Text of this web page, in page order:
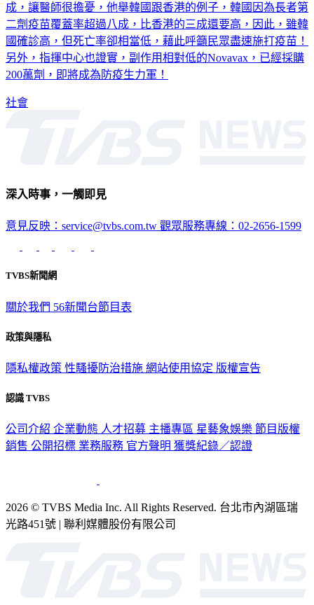
成，讓醫師很擔憂，他舉韓國跟香港的例子，韓國因為長者第
二劑疫苗覆蓋率超過八成，比香港的三成還要高，因此，雖韓
國確診高，但死亡率卻相當低，藉此呼籲民眾盡速施打疫苗！
另外，指揮中心也證實，副作用相對低的Novavax，已經採購
200萬劑，即將成為防疫生力軍！
社會
深入時事，一觸即見
意見反映：service@tvbs.com.tw 觀眾服務專線：02-2656-1599
TVBS新聞網
關於我們 56新聞台節目表
政策與隱私
隱私權政策 性騷擾防治措施 網站使用協定 版權宣告
認識 TVBS
公司介紹 企業動態 人才招募 主播專區 星藝象娛樂 節目版權
銷售 公開招標 業務服務 官方聲明 獲獎紀錄／認證
2026 © TVBS Media Inc. All Rights Reserved. 台北市內湖區瑞
光路451號 | 聯利媒體股份有限公司